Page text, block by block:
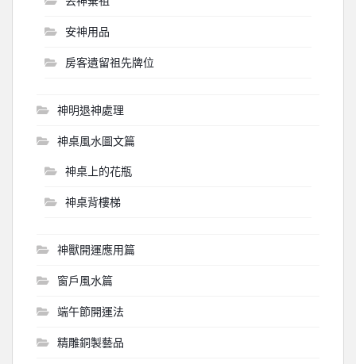
安神用品
房客遺留祖先牌位
神明退神處理
神桌風水圖文篇
神桌上的花瓶
神桌背樓梯
神獸開運應用篇
窗戶風水篇
端午節開運法
精雕銅製藝品